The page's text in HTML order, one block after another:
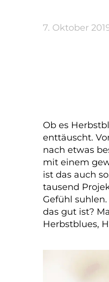
7. Oktober
Ob es
enttäuscht.
nach etwas
mit einem
ist das auch
tausend
Gefühl
das gut ist?
Herbstblues,